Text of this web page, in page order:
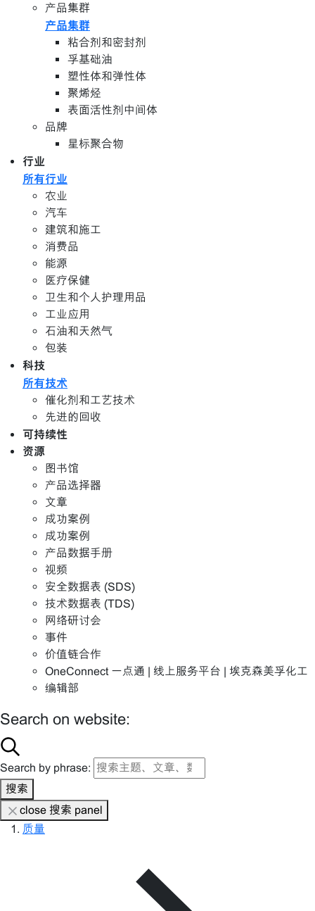
产品集群
产品集群
粘合剂和密封剂
孚基础油
塑性体和弹性体
聚烯烃
表面活性剂中间体
品牌
星标聚合物
行业
所有行业
农业
汽车
建筑和施工
消费品
能源
医疗保健
卫生和个人护理用品
工业应用
石油和天然气
包装
科技
所有技术
催化剂和工艺技术
先进的回收
可持续性
资源
图书馆
产品选择器
文章
成功案例
成功案例
产品数据手册
视频
安全数据表 (SDS)
技术数据表 (TDS)
网络研讨会
事件
价值链合作
OneConnect 一点通 | 线上服务平台 | 埃克森美孚化工
编辑部
Search on website:
Search by phrase:
搜索
close 搜索 panel
质量